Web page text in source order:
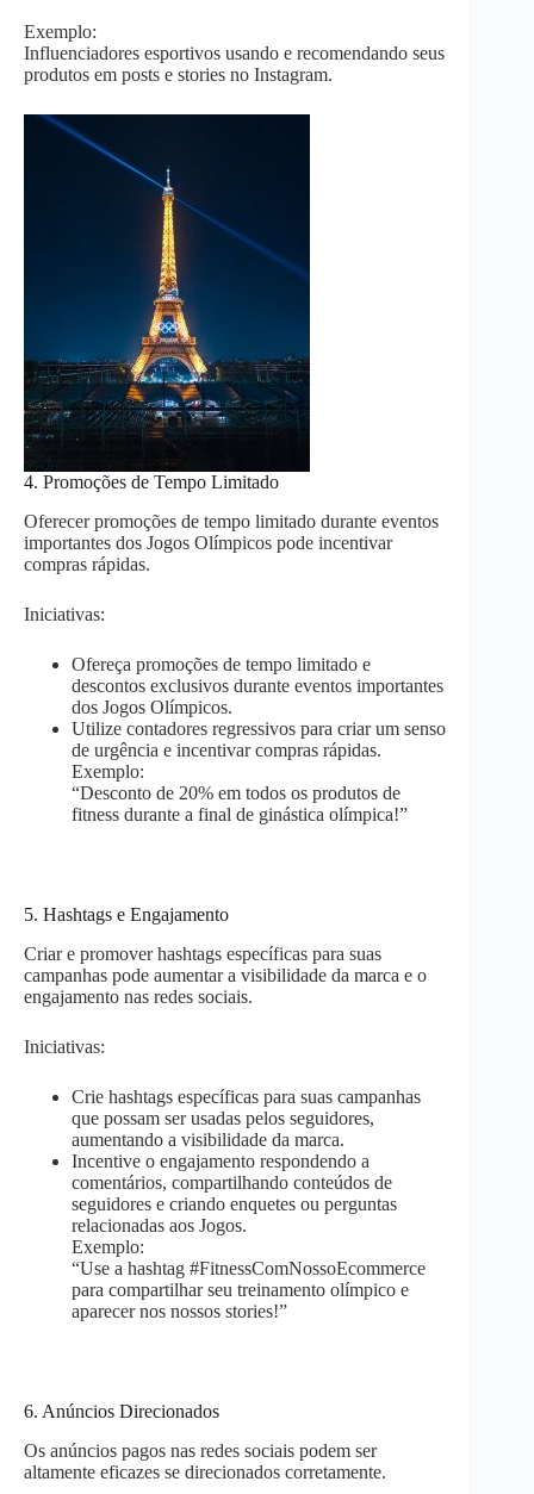
Exemplo:
Influenciadores esportivos usando e recomendando seus
produtos em posts e stories no Instagram.
4. Promoções de Tempo Limitado
Oferecer promoções de tempo limitado durante eventos
importantes dos Jogos Olímpicos pode incentivar
compras rápidas.
Iniciativas:
Ofereça promoções de tempo limitado e
descontos exclusivos durante eventos importantes
dos Jogos Olímpicos.
Utilize contadores regressivos para criar um senso
de urgência e incentivar compras rápidas.
Exemplo:
“Desconto de 20% em todos os produtos de
fitness durante a final de ginástica olímpica!”
5. Hashtags e Engajamento
Criar e promover hashtags específicas para suas
campanhas pode aumentar a visibilidade da marca e o
engajamento nas redes sociais.
Iniciativas:
Crie hashtags específicas para suas campanhas
que possam ser usadas pelos seguidores,
aumentando a visibilidade da marca.
Incentive o engajamento respondendo a
comentários, compartilhando conteúdos de
seguidores e criando enquetes ou perguntas
relacionadas aos Jogos.
Exemplo:
“Use a hashtag #FitnessComNossoEcommerce
para compartilhar seu treinamento olímpico e
aparecer nos nossos stories!”
6. Anúncios Direcionados
Os anúncios pagos nas redes sociais podem ser
altamente eficazes se direcionados corretamente.